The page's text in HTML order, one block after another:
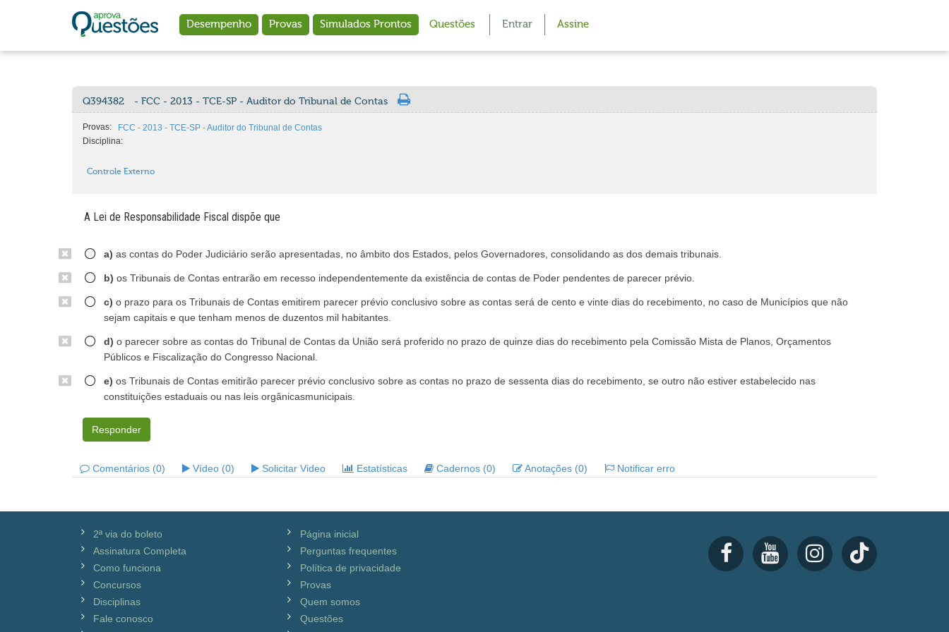
Desempenho Provas Simulados Prontos Questões Entrar Assine
Q394382 - FCC - 2013 - TCE-SP - Auditor do Tribunal de Contas
Provas:
FCC - 2013 - TCE-SP - Auditor do Tribunal de Contas
Disciplina:
Controle Externo
A Lei de Responsabilidade Fiscal dispõe que
a) as contas do Poder Judiciário serão apresentadas, no âmbito dos Estados, pelos Governadores, consolidando as dos demais tribunais.
b) os Tribunais de Contas entrarão em recesso independentemente da existência de contas de Poder pendentes de parecer prévio.
c) o prazo para os Tribunais de Contas emitirem parecer prévio conclusivo sobre as contas será de cento e vinte dias do recebimento, no caso de Municípios que não
sejam capitais e que tenham menos de duzentos mil habitantes.
d) o parecer sobre as contas do Tribunal de Contas da União será proferido no prazo de quinze dias do recebimento pela Comissão Mista de Planos, Orçamentos
Públicos e Fiscalização do Congresso Nacional.
e) os Tribunais de Contas emitirão parecer prévio conclusivo sobre as contas no prazo de sessenta dias do recebimento, se outro não estiver estabelecido nas
constituições estaduais ou nas leis orgânicasmunicipais.
Responder
Comentários (0) Vídeo (0) Solicitar Video Estatísticas Cadernos (0) Anotações (0) Notificar erro
2ª via do boleto
Assinatura Completa
Como funciona
Concursos
Disciplinas
Fale conosco
Página inicial
Perguntas frequentes
Política de privacidade
Provas
Quem somos
Questões